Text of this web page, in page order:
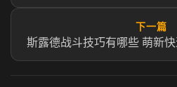
下一篇
斯露德战斗技巧有哪些 萌新